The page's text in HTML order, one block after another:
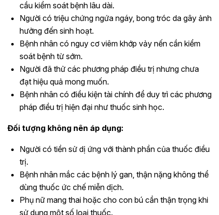
cầu kiểm soát bệnh lâu dài.
Người có triệu chứng ngứa ngáy, bong tróc da gây ảnh
hưởng đến sinh hoạt.
Bệnh nhân có nguy cơ viêm khớp vảy nến cần kiểm
soát bệnh từ sớm.
Người đã thử các phương pháp điều trị nhưng chưa
đạt hiệu quả mong muốn.
Bệnh nhân có điều kiện tài chính để duy trì các phương
pháp điều trị hiện đại như thuốc sinh học.
Đối tượng không nên áp dụng:
Người có tiền sử dị ứng với thành phần của thuốc điều
trị.
Bệnh nhân mắc các bệnh lý gan, thận nặng không thể
dùng thuốc ức chế miễn dịch.
Phụ nữ mang thai hoặc cho con bú cần thận trọng khi
sử dụng một số loại thuốc.